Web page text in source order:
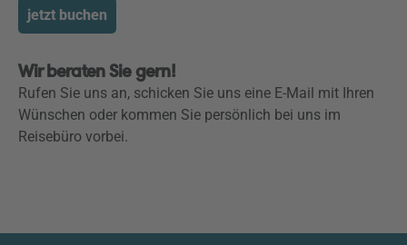
jetzt buchen
Wir beraten Sie gern!
Rufen Sie uns an, schicken Sie uns eine E-Mail mit Ihren
Wünschen oder kommen Sie persönlich bei uns im
Reisebüro vorbei.